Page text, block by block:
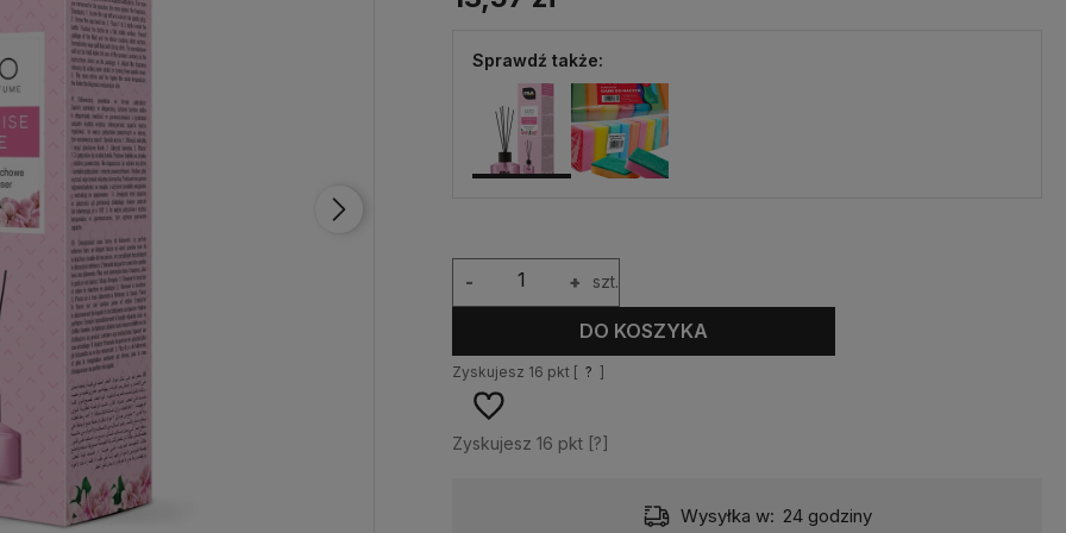
Sprawdź także:
+
- szt.
DO KOSZYKA
Zyskujesz 16 pkt [ ? ]
Zyskujesz16 pkt [?]
Dostępność: Wysyłka w: 24 godziny